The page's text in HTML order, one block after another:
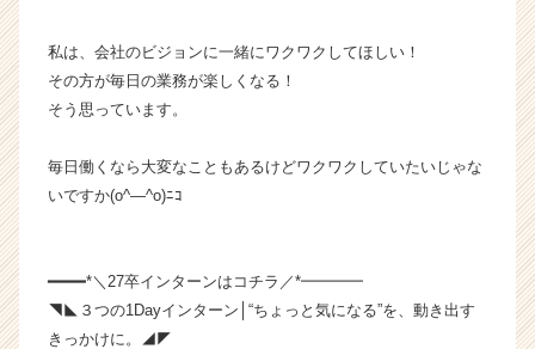
イ
ト
ャ
h
e
私は、会社のビジョンに一緒にワクワクしてほしい！
その方が毎日の業務が楽しくなる！
そう思っています。
毎日働くなら大変なこともあるけどワクワクしていたいじゃな
いですか(o^―^o)ﾆｺ
━━━━*＼27卒インターンはコチラ／*━━━━
◥◣３つの1Dayインターン│“ちょっと気になる”を、動き出す
きっかけに。◢◤